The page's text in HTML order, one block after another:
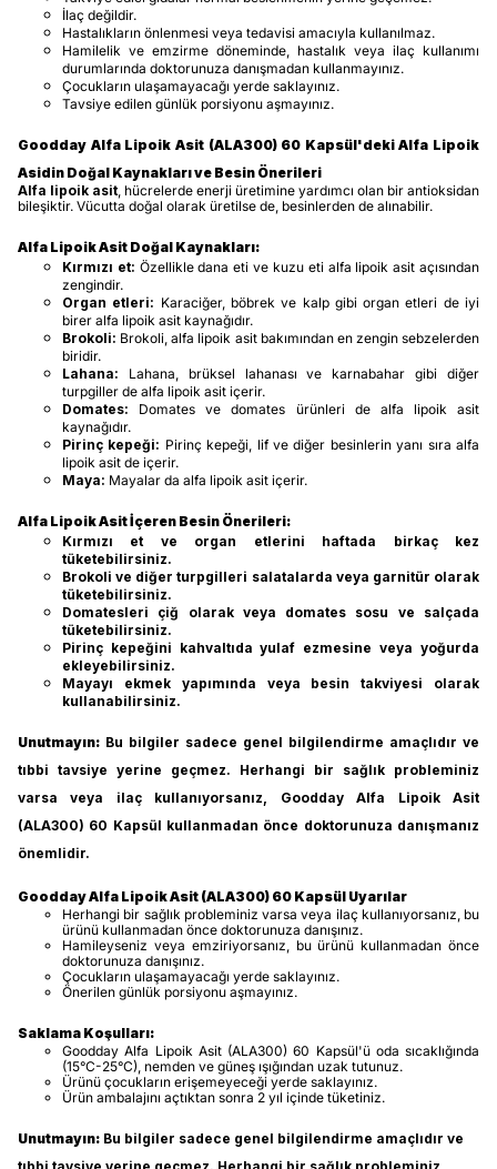
İlaç değildir.
Hastalıkların önlenmesi veya tedavisi amacıyla kullanılmaz.
Hamilelik ve emzirme döneminde, hastalık veya ilaç kullanımı
durumlarında doktorunuza danışmadan kullanmayınız.
Çocukların ulaşamayacağı yerde saklayınız.
Tavsiye edilen günlük porsiyonu aşmayınız.
Goodday Alfa Lipoik Asit (ALA300) 60 Kapsül'deki Alfa Lipoik
Asidin Doğal Kaynakları ve Besin Önerileri
Alfa lipoik asit , hücrelerde enerji üretimine yardımcı olan bir antioksidan
bileşiktir. Vücutta doğal olarak üretilse de, besinlerden de alınabilir.
Alfa Lipoik Asit Doğal Kaynakları:
Kırmızı et: Özellikle dana eti ve kuzu eti alfa lipoik asit açısından
zengindir.
Organ etleri: Karaciğer, böbrek ve kalp gibi organ etleri de iyi
birer alfa lipoik asit kaynağıdır.
Brokoli: Brokoli, alfa lipoik asit bakımından en zengin sebzelerden
biridir.
Lahana: Lahana, brüksel lahanası ve karnabahar gibi diğer
turpgiller de alfa lipoik asit içerir.
Domates: Domates ve domates ürünleri de alfa lipoik asit
kaynağıdır.
Pirinç kepeği: Pirinç kepeği, lif ve diğer besinlerin yanı sıra alfa
lipoik asit de içerir.
Maya: Mayalar da alfa lipoik asit içerir.
Alfa Lipoik Asit İçeren Besin Önerileri:
Kırmızı et ve organ etlerini haftada birkaç kez
tüketebilirsiniz.
Brokoli ve diğer turpgilleri salatalarda veya garnitür olarak
tüketebilirsiniz.
Domatesleri çiğ olarak veya domates sosu ve salçada
tüketebilirsiniz.
Pirinç kepeğini kahvaltıda yulaf ezmesine veya yoğurda
ekleyebilirsiniz.
Mayayı ekmek yapımında veya besin takviyesi olarak
kullanabilirsiniz.
Unutmayın: Bu bilgiler sadece genel bilgilendirme amaçlıdır ve
tıbbi tavsiye yerine geçmez. Herhangi bir sağlık probleminiz
varsa veya ilaç kullanıyorsanız, Goodday Alfa Lipoik Asit
(ALA300) 60 Kapsül kullanmadan önce doktorunuza danışmanız
önemlidir.
Goodday Alfa Lipoik Asit (ALA300) 60 Kapsül Uyarılar
Herhangi bir sağlık probleminiz varsa veya ilaç kullanıyorsanız, bu
ürünü kullanmadan önce doktorunuza danışınız.
Hamileyseniz veya emziriyorsanız, bu ürünü kullanmadan önce
doktorunuza danışınız.
Çocukların ulaşamayacağı yerde saklayınız.
Önerilen günlük porsiyonu aşmayınız.
Saklama Koşulları:
Goodday Alfa Lipoik Asit (ALA300) 60 Kapsül'ü oda sıcaklığında
(15°C-25°C), nemden ve güneş ışığından uzak tutunuz.
Ürünü çocukların erişemeyeceği yerde saklayınız.
Ürün ambalajını açtıktan sonra 2 yıl içinde tüketiniz.
Unutmayın: Bu bilgiler sadece genel bilgilendirme amaçlıdır ve